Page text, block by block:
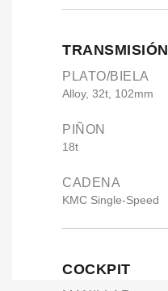
TRANSMISIÓN
PLATO/BIELA
Alloy, 32t, 102mm
PIÑON
18t
CADENA
KMC Single-Speed
COCKPIT